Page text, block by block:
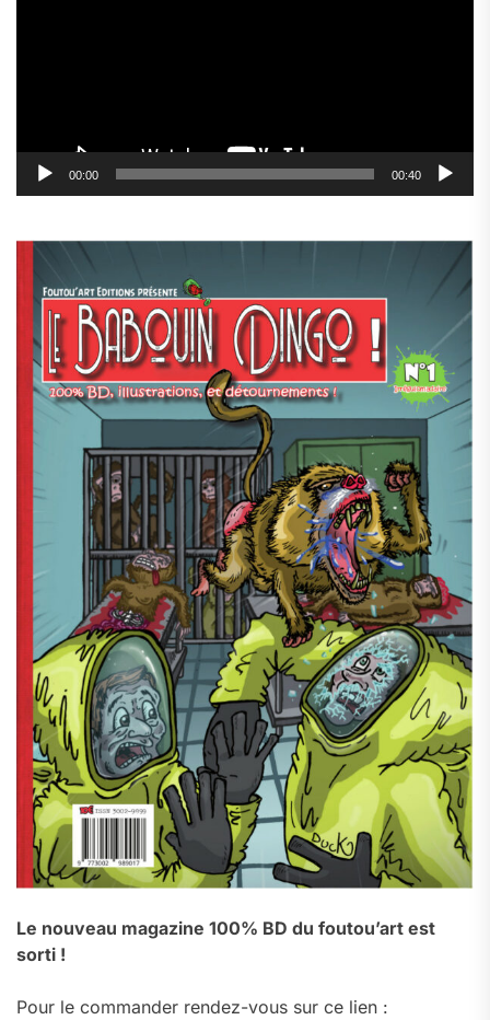
00:00 00:40
Le nouveau magazine 100% BD du foutou’art est
sorti !
Pour le commander rendez-vous sur ce lien :